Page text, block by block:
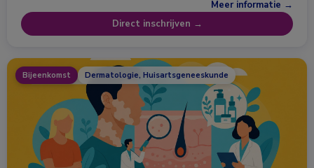
Meer informatie →
Direct inschrijven →
Bijeenkomst Dermatologie, Huisartsgeneeskunde